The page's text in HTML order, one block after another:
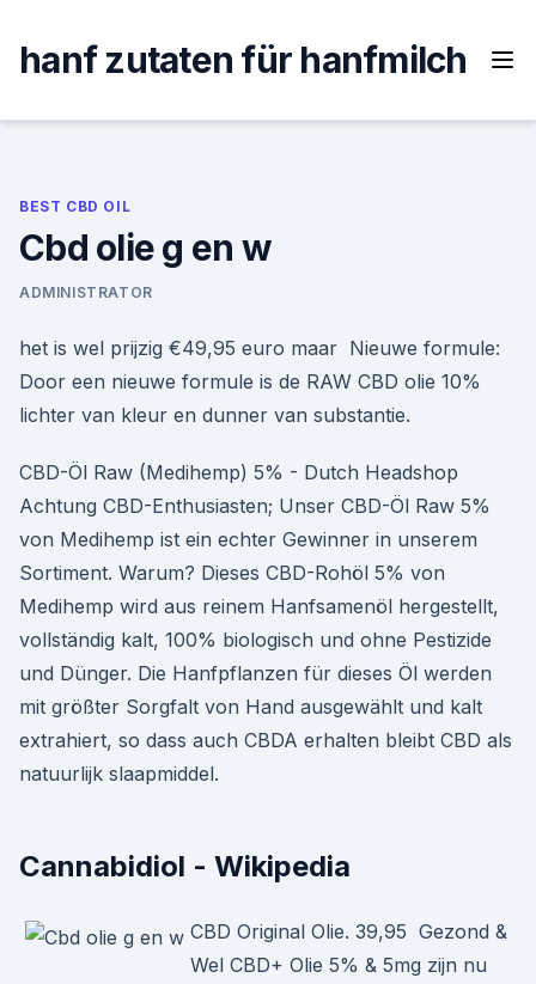
content
hanf zutaten für hanfmilch
BEST CBD OIL
Cbd olie g en w
ADMINISTRATOR
het is wel prijzig €49,95 euro maar Nieuwe formule:
Door een nieuwe formule is de RAW CBD olie 10%
lichter van kleur en dunner van substantie.
CBD-Öl Raw (Medihemp) 5% - Dutch Headshop
Achtung CBD-Enthusiasten; Unser CBD-Öl Raw 5%
von Medihemp ist ein echter Gewinner in unserem
Sortiment. Warum? Dieses CBD-Rohöl 5% von
Medihemp wird aus reinem Hanfsamenöl hergestellt,
vollständig kalt, 100% biologisch und ohne Pestizide
und Dünger. Die Hanfpflanzen für dieses Öl werden
mit größter Sorgfalt von Hand ausgewählt und kalt
extrahiert, so dass auch CBDA erhalten bleibt CBD als
natuurlijk slaapmiddel.
Cannabidiol - Wikipedia
CBD Original Olie. 39,95 Gezond &
Wel CBD+ Olie 5% & 5mg zijn nu